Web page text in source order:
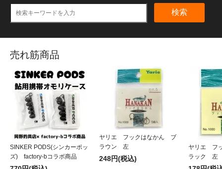
検索
売れ筋商品
SINKER PODS(シンカーポッ
ズ) factory-bコラボ商品
ヤリエ フックはなかん ブ
ラウン 左
248円(税込)
ヤリエ フ
ラック 左